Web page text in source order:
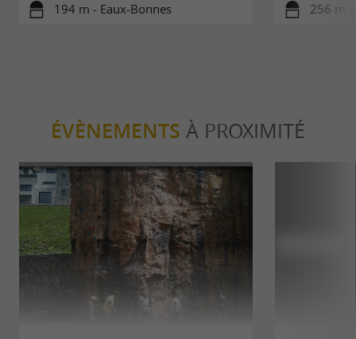
194 m - Eaux-Bonnes 256 m -
ÉVÈNEMENTS À PROXIMITÉ